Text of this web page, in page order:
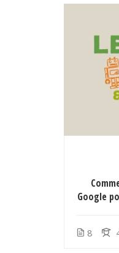
Google
8